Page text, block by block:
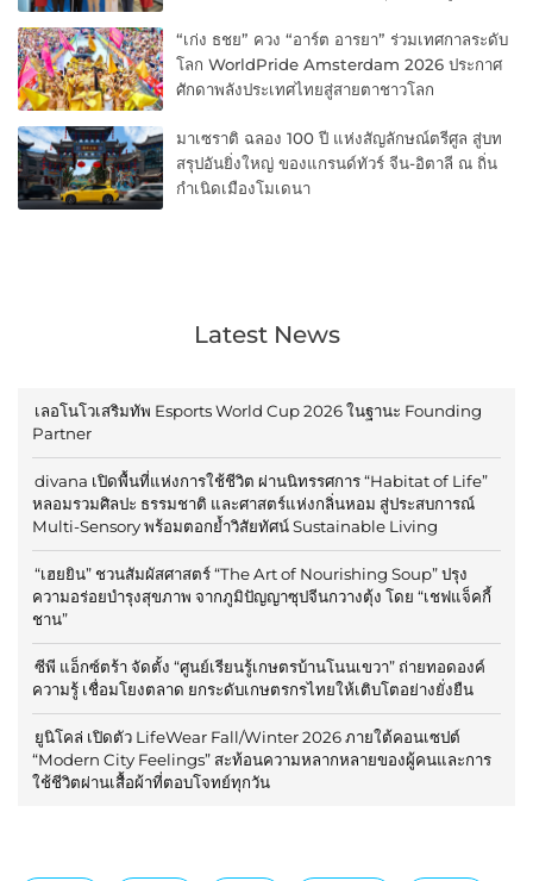
“เก่ง ธชย” ควง “อาร์ต อารยา” ร่วมเทศกาลระดับ
โลก WorldPride Amsterdam 2026 ประกาศ
ศักดาพลังประเทศไทยสู่สายตาชาวโลก
มาเซราติ ฉลอง 100 ปี แห่งสัญลักษณ์ตรีศูล สู่บท
สรุปอันยิ่งใหญ่ ของแกรนด์ทัวร์ จีน-อิตาลี ณ ถิ่น
กำเนิดเมืองโมเดนา
Latest News
เลอโนโวเสริมทัพ Esports World Cup 2026 ในฐานะ Founding
Partner
divana เปิดพื้นที่แห่งการใช้ชีวิต ผ่านนิทรรศการ “Habitat of Life”
หลอมรวมศิลปะ ธรรมชาติ และศาสตร์แห่งกลิ่นหอม สู่ประสบการณ์
Multi-Sensory พร้อมตอกย้ำวิสัยทัศน์ Sustainable Living
“เฮยยิน” ชวนสัมผัสศาสตร์ “The Art of Nourishing Soup” ปรุง
ความอร่อยบำรุงสุขภาพ จากภูมิปัญญาซุปจีนกวางตุ้ง โดย “เชฟแจ็คกี้
ชาน”
ซีพี แอ็กซ์ตร้า จัดตั้ง “ศูนย์เรียนรู้เกษตรบ้านโนนเขวา” ถ่ายทอดองค์
ความรู้ เชื่อมโยงตลาด ยกระดับเกษตรกรไทยให้เติบโตอย่างยั่งยืน
ยูนิโคล่ เปิดตัว LifeWear Fall/Winter 2026 ภายใต้คอนเซปต์
“Modern City Feelings” สะท้อนความหลากหลายของผู้คนและการ
ใช้ชีวิตผ่านเสื้อผ้าที่ตอบโจทย์ทุกวัน